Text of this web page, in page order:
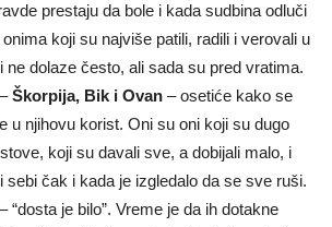
prestaju da bole i kada sudbina odluči
koji su najviše patili, radili i verovali u
ne dolaze često, ali sada su pred vratima.
Škorpija, Bik i Ovan – osetiće kako se
u njihovu korist. Oni su oni koji su dugo
koji su davali sve, a dobijali malo, i
sebi čak i kada je izgledalo da se sve ruši.
“dosta je bilo”. Vreme je da ih dotakne